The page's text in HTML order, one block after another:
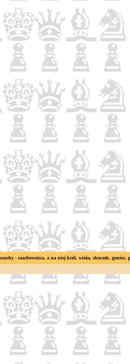
- szachownica, a na niej król, wieża, skoczek,